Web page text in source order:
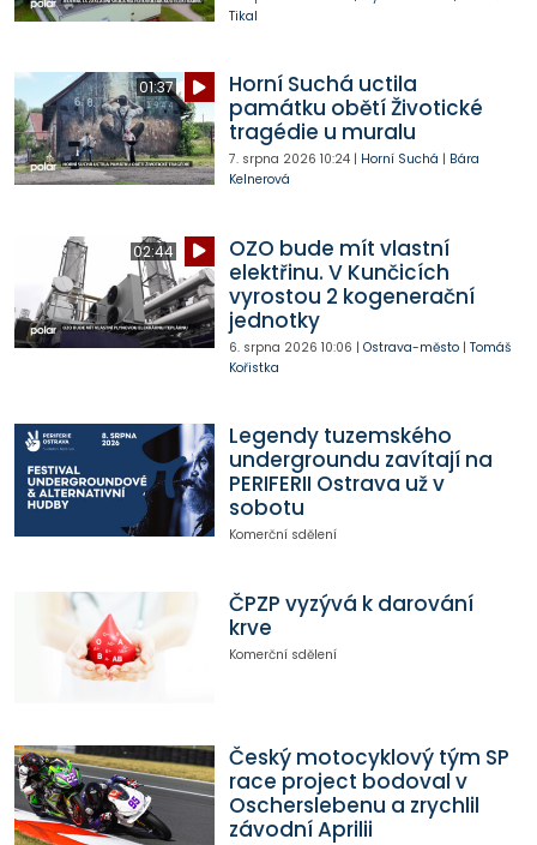
Tikal
01:37
Horní Suchá uctila
památku obětí Životické
tragédie u muralu
7. srpna 2026 10:24| Horní Suchá | Bára
Kelnerová
02:44
OZO bude mít vlastní
elektřinu. V Kunčicích
vyrostou 2 kogenerační
jednotky
6. srpna 2026 10:06 | Ostrava-město| Tomáš
Kořistka
Legendy tuzemského
undergroundu zavítají na
PERIFERII Ostrava už v
sobotu
Komerční sdělení
ČPZP vyzývá k darování
krve
Komerční sdělení
Český motocyklový tým SP
race project bodoval v
Oscherslebenu a zrychlil
závodní Aprilii